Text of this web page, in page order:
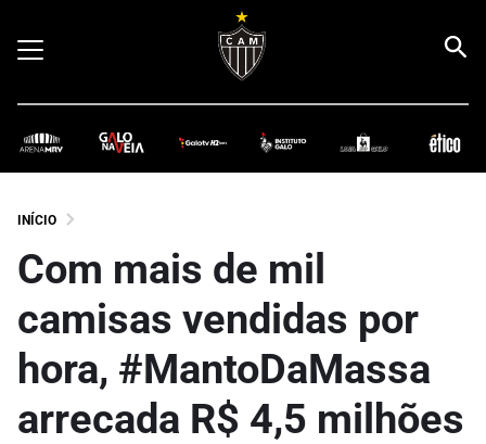
INÍCIO
Com mais de mil
camisas vendidas por
hora, #MantoDaMassa
arrecada R$ 4,5 milhões